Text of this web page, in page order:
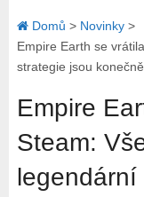
Domů > Novinky>
Empire Earth se
strategie jsou
Empire
Steam:
legendární